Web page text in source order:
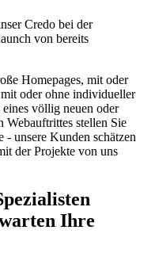
Credo bei der
von bereits
Homepages, mit oder
oder ohne individueller
völlig neuen oder
Webauftrittes stellen Sie
- unsere Kunden schätzen
der Projekte von uns
Ihre